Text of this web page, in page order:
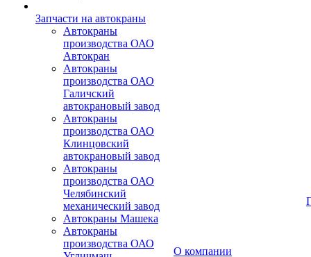
Запчасти на автокраны
Автокраны
производства ОАО
Автокран
Автокраны
производства ОАО
Галичский
автокрановый завод
Автокраны
производства ОАО
Клинцовский
автокрановый завод
Автокраны
производства ОАО
Челябинский
механический завод
Автокраны Машека
Автокраны
производства ОАО
О компании